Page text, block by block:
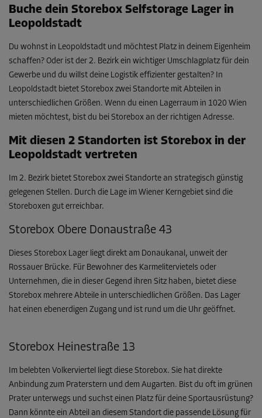
Buche dein Storebox Selfstorage Lager in
Leopoldstadt
Du wohnst in Leopoldstadt und möchtest Platz in deinem Eigenheim
schaffen? Oder ist der 2. Bezirk ein wichtiger Umschlagplatz für dein
Gewerbe und du willst deine Logistik effizienter gestalten? In
Leopoldstadt bietet Storebox zwei Standorte mit Abteilen in
unterschiedlichen Größen. Wenn du einen Lagerraum in 1020 Wien
mieten möchtest, bist du bei Storebox an der richtigen Adresse.
Mit diesen 2 Standorten ist Storebox in der
Leopoldstadt vertreten
Im 2. Bezirk bietet Storebox zwei Standorte an strategisch günstig
gelegenen Stellen. Durch die Lage im Wiener Kerngebiet sind die
Storeboxen gut erreichbar.
Storebox Obere Donaustraße 43
Dieses Storebox Lager liegt direkt am Donaukanal, unweit der
Rossauer Brücke. Für Bewohner des Karmelitervietels oder
Unternehmen, die in dieser Gegend ihren Sitz haben, bietet diese
Storebox mehrere Abteile in unterschiedlichen Größen. Das Lager
hat einen ebenerdigen Zugang und ist rund um die Uhr geöffnet.
Storebox Heinestraße 13
Im belebten Volkerviertel liegt diese Storebox. Sie hat direkte
Anbindung zum Praterstern und dem Augarten. Bist du oft im grünen
Prater unterwegs und suchst einen Platz für deine Sportausrüstung?
Dann könnte ein Abteil an diesem Standort die passende Lösung für